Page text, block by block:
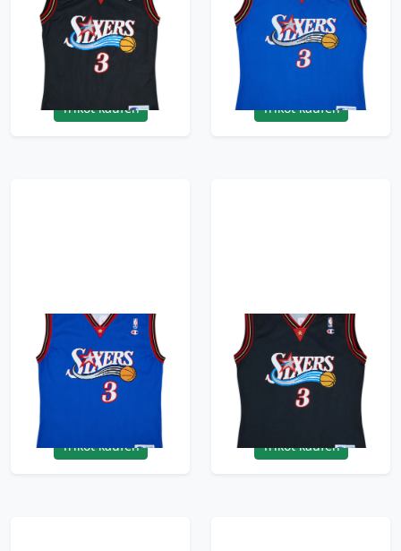
76ers Iverson #3
Champion Away
Jersey - 9/10 - (S)
95.99£ · ca. €113
Trikot kaufen
76ers Iverson #3
Champion Alternate
Jersey - 9/10 - (L)
Trikot kaufen
1999-00 Philadelphia
76ers Iverson #3
Champion Alternate
Jersey - 9/10 - (L)
Trikot kaufen
2000-06 Philadelphia
76ers Iverson #3
Champion Away
Jersey - 9/10 - (L)
95.99£ · ca. €113
Trikot kaufen